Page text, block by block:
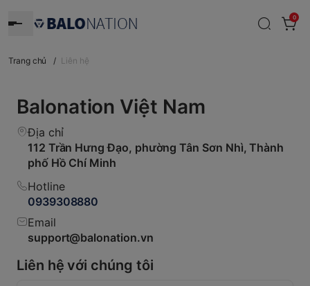
0
Trang chủ / Liên hệ
Balonation Việt Nam
Địa chỉ
112 Trần Hưng Đạo, phường Tân Sơn Nhì, Thành
phố Hồ Chí Minh
Hotline
0939308880
Email
support@balonation.vn
Liên hệ với chúng tôi